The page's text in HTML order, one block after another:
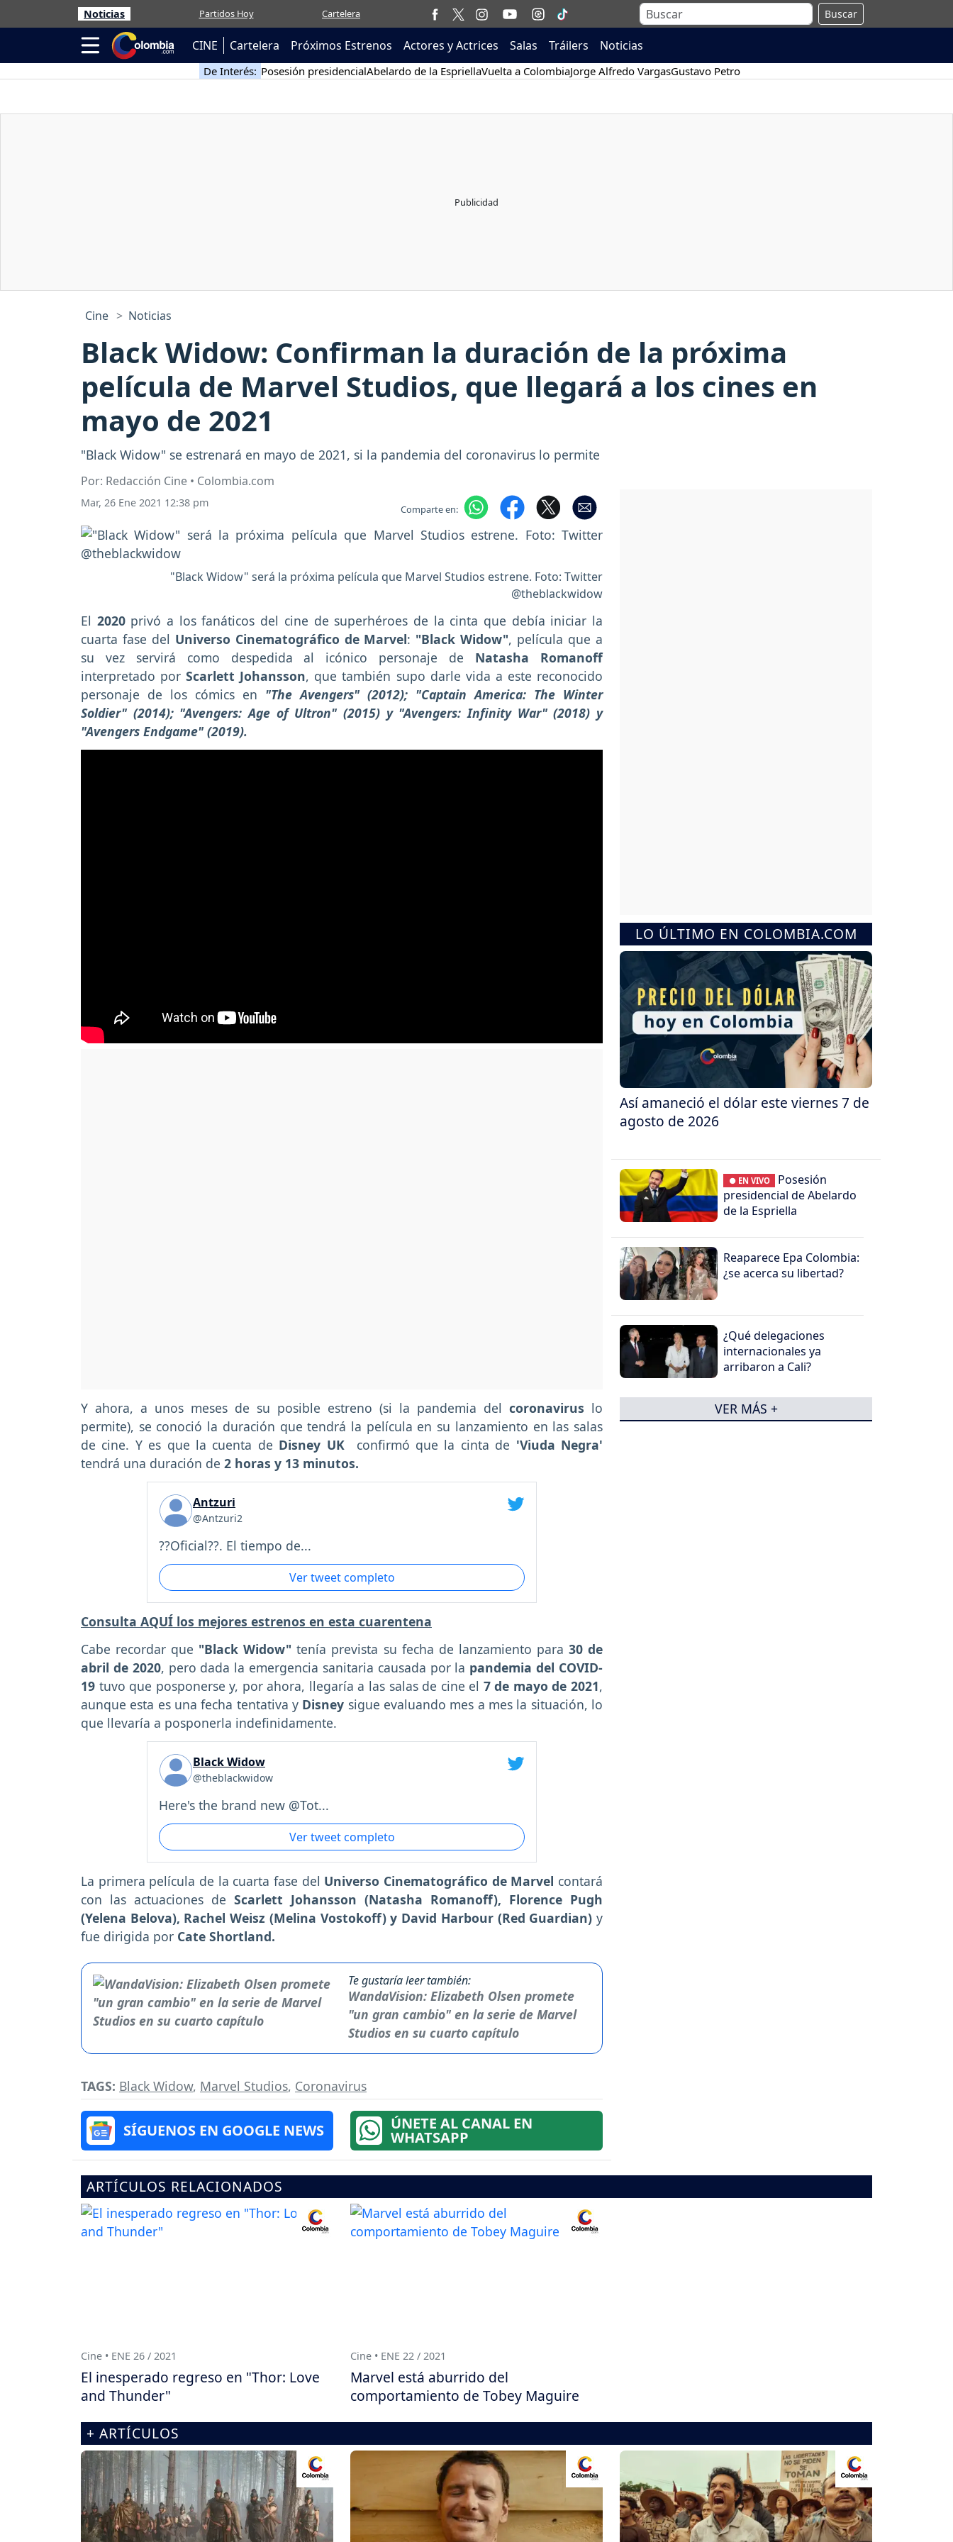
Noticias Partidos Hoy Cartelera Buscar
CINE Cartelera Próximos Estrenos Actores y Actrices Salas Tráilers Noticias
De Interés: Posesión presidencialAbelardo de la EspriellaVuelta a ColombiaJorge Alfredo VargasGustavo Petro
Cine Noticias
Black Widow: Confirman la duración de la próxima
película de Marvel Studios, que llegará a los cines en
mayo de 2021
"Black Widow" se estrenará en mayo de 2021, si la pandemia del coronavirus lo permite
Por: Redacción Cine • Colombia.com
Mar, 26 Ene 2021 12:38 pm Comparte en:
"Black Widow" será la próxima película que Marvel Studios estrene. Foto: Twitter
@theblackwidow
El 2020privó a los fanáticos del cine de superhéroes de la cinta que debía iniciar la
cuarta fase del Universo Cinematográfico de Marvel: "Black Widow", película que a
su vez servirá como despedida al icónico personaje de Natasha Romanoff
interpretado porScarlett Johansson, que también supo darle vida a este reconocido
personaje de los cómics en "The Avengers" (2012); "Captain America: The Winter
Soldier" (2014); "Avengers: Age of Ultron" (2015) y "Avengers: Infinity War" (2018) y
"Avengers Endgame" (2019).
Y ahora, a unos meses de su posible estreno (si la pandemia del coronavirus lo
permite), se conoció la duración que tendrá la película en su lanzamiento en las salas
de cine. Y es que la cuenta de Disney UK confirmó que la cinta de 'Viuda Negra'
tendrá una duración de 2 horas y 13 minutos.
Antzuri
@Antzuri2
??Oficial??. El tiempo de...
Ver tweet completo
Consulta AQUÍ los mejores estrenos en esta cuarentena
Cabe recordar que "Black Widow"tenía prevista su fecha de lanzamiento para 30 de
abril de 2020, pero dada la emergencia sanitaria causada por la pandemia del COVID-
19 tuvo que posponerse y, por ahora, llegaría a las salas de cine el 7 de mayo de 2021,
aunque esta es una fecha tentativa y Disney sigue evaluando mes a mes la situación, lo
que llevaría a posponerla indefinidamente.
Black Widow
@theblackwidow
Here's the brand new @Tot...
Ver tweet completo
La primera película de la cuarta fase del Universo Cinematográfico de Marvel contará
con las actuaciones de Scarlett Johansson (Natasha Romanoff), Florence Pugh
(Yelena Belova), Rachel Weisz (Melina Vostokoff) y David Harbour (Red Guardian) y
fue dirigida por Cate Shortland.
Te gustaría leer también:
WandaVision: Elizabeth Olsen promete
"un gran cambio" en la serie de Marvel
Studios en su cuarto capítulo
TAGS: Black Widow, Marvel Studios, Coronavirus
SÍGUENOS EN GOOGLE NEWS ÚNETE AL CANAL EN
WHATSAPP
LO ÚLTIMO EN COLOMBIA.COM
Así amaneció el dólar este viernes 7 de
agosto de 2026
● EN VIVO
Posesión
presidencial de Abelardo
de la Espriella
Reaparece Epa Colombia:
¿se acerca su libertad?
¿Qué delegaciones
internacionales ya
arribaron a Cali?
VER MÁS +
ARTÍCULOS RELACIONADOS
Cine • ENE 26 / 2021
El inesperado regreso en "Thor: Love
and Thunder"
Cine • ENE 22 / 2021
Marvel está aburrido del
comportamiento de Tobey Maguire
+ ARTÍCULOS